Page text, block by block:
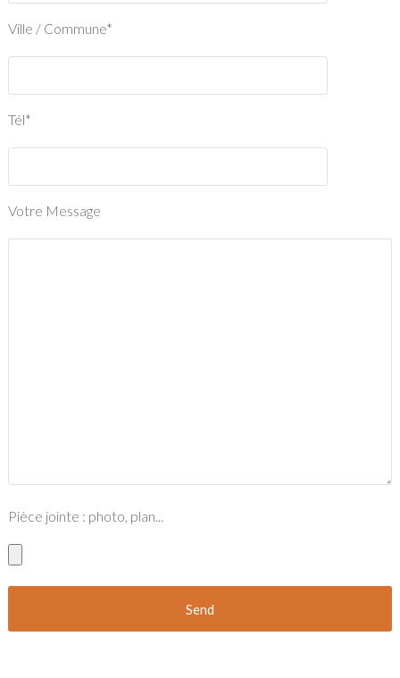
Ville / Commune*
Tél*
Votre Message
Pièce jointe : photo, plan...